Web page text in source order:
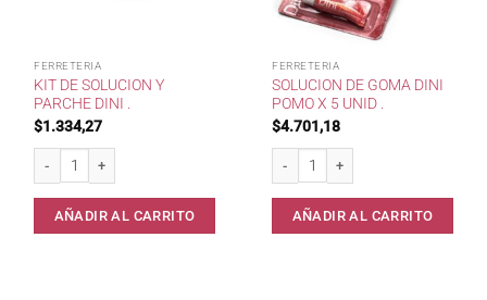
FERRETERIA
KIT DE SOLUCION Y
PARCHE DINI .
$1.334,27
Kit de solucion y parche Dini . cantidad
AÑADIR AL CARRITO
FERRETERIA
SOLUCION DE GOMA DINI
POMO X 5 UNID .
$4.701,18
Solucion de goma Dini pomo x 5
AÑADIR AL CARRITO